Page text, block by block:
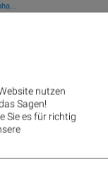
"Q2 stärkt unser
per ..: Simon Weishar
nutzen
Sagen!
Sie es für richtig